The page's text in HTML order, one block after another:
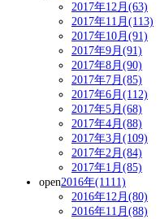
2017年12月(63)
2017年11月(113)
2017年10月(91)
2017年9月(91)
2017年8月(90)
2017年7月(85)
2017年6月(112)
2017年5月(68)
2017年4月(88)
2017年3月(109)
2017年2月(84)
2017年1月(85)
open2016年(1111)
2016年12月(80)
2016年11月(88)